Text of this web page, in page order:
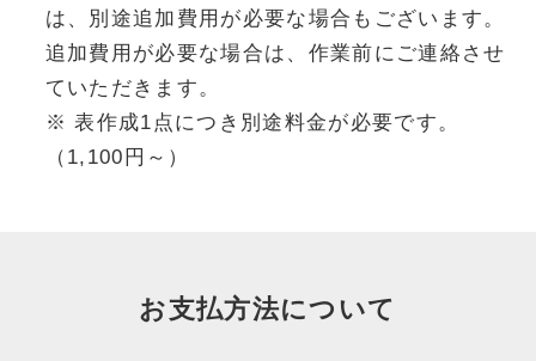
は、別途追加費用が必要な場合もございます。
追加費用が必要な場合は、作業前にご連絡させ
ていただきます。
※ 表作成1点につき別途料金が必要です。
（1,100円～）
お支払方法について